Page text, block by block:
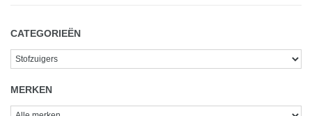
CATEGORIEËN
MERKEN